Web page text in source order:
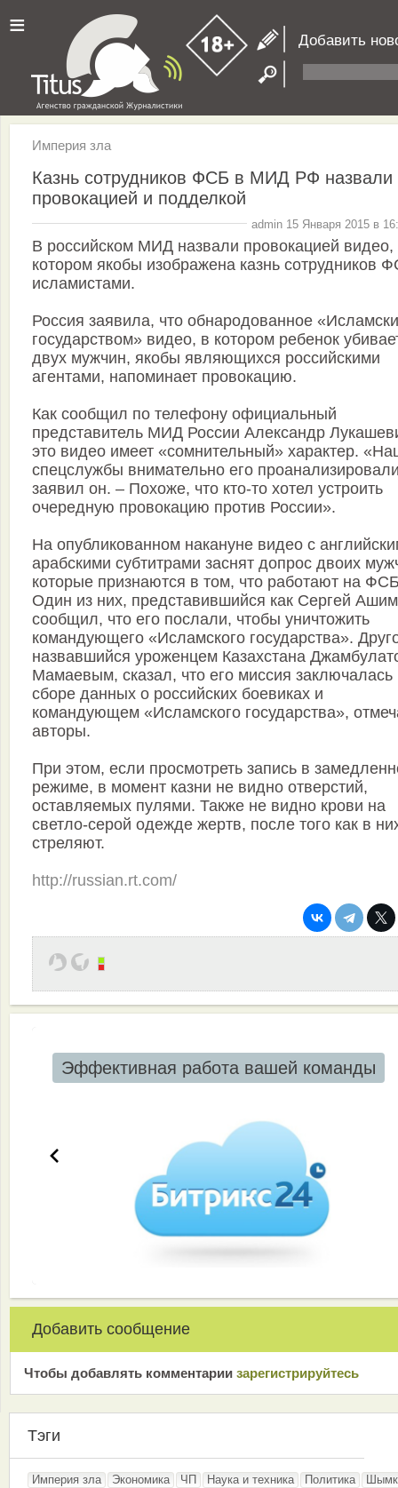
≡ Добавить
Империя зла
Казнь сотрудников ФСБ в МИД РФ назвали
провокацией и подделкой
admin 15 Января 2015 в
В российском МИД назвали провокацией видео,
котором якобы изображена казнь сотрудников
исламистами.
Россия заявила, что обнародованное
государством» видео, в котором ребенок
двух мужчин, якобы являющихся российскими
агентами, напоминает провокацию.
Как сообщил по телефону официальный
представитель МИД России Александр
это видео имеет «сомнительный» характер.
спецслужбы внимательно его
заявил он. – Похоже, что кто-то хотел устроить
очередную провокацию против России».
На опубликованном накануне видео с
арабскими субтитрами заснят допрос двоих
которые признаются в том, что работают на
Один из них, представившийся как Сергей
сообщил, что его послали, чтобы уничтожить
командующего «Исламского государства».
назвавшийся уроженцем Казахстана
Мамаевым, сказал, что его миссия заключалась
сборе данных о российских боевиках и
командующем «Исламского государства»,
авторы.
При этом, если просмотреть запись в
режиме, в момент казни не видно отверстий,
оставляемых пулями. Также не видно крови на
светло-серой одежде жертв, после того как в
стреляют.
http://russian.rt.com/
Эффективная работа вашей команды
Добавить сообщение
Чтобы добавлять комментарии зарeгиcтрирyйтeсь
Тэги
Империя зла Экономика ЧП Наука и техника Политика